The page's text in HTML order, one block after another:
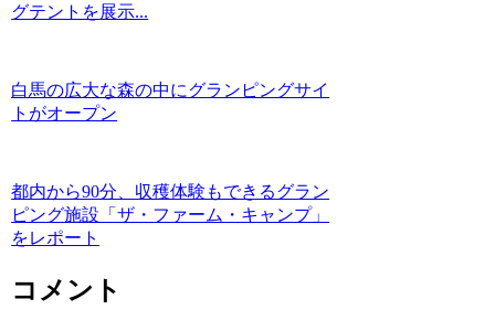
グテントを展示...
白馬の広大な森の中にグランピングサイ
トがオープン
都内から90分、収穫体験もできるグラン
ピング施設「ザ・ファーム・キャンプ」
をレポート
コメント